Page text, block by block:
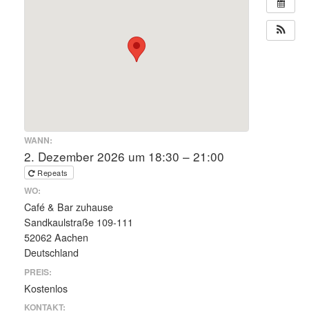
WANN:
2. Dezember 2026 um 18:30 – 21:00
Repeats
WO:
Café & Bar zuhause
Sandkaulstraße 109-111
52062 Aachen
Deutschland
PREIS:
Kostenlos
KONTAKT: